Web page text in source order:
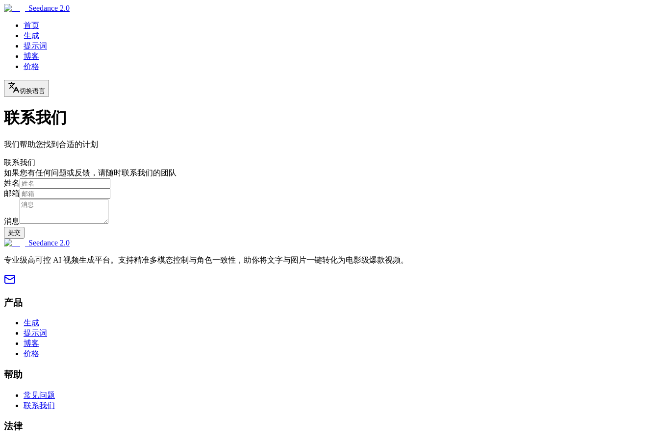
Seedance 2.0
首页
生成
提示词
博客
价格
切换语言
联系我们
我们帮助您找到合适的计划
联系我们
如果您有任何问题或反馈，请随时联系我们的团队
姓名
邮箱
消息
提交
Seedance 2.0
专业级高可控 AI 视频生成平台。支持精准多模态控制与角色一致性，助你将文字与图片一键转化为电影级爆款视频。
产品
生成
提示词
博客
价格
帮助
常见问题
联系我们
法律